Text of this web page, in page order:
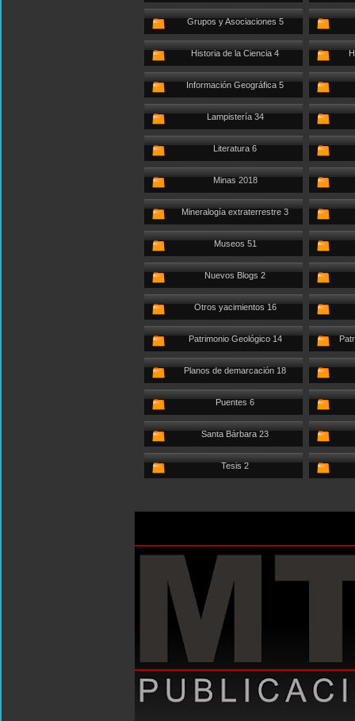
Grupos y Asociaciones 5
Historia de la Ciencia 4
Información Geográfica 5
Lampistería 34
Literatura 6
Minas 2018
Mineralogía extraterrestre 3
Museos 51
Nuevos Blogs 2
Otros yacimientos 16
Patrimonio Geológico 14
Planos de demarcación 18
Puentes 6
Santa Bárbara 23
Tesis 2